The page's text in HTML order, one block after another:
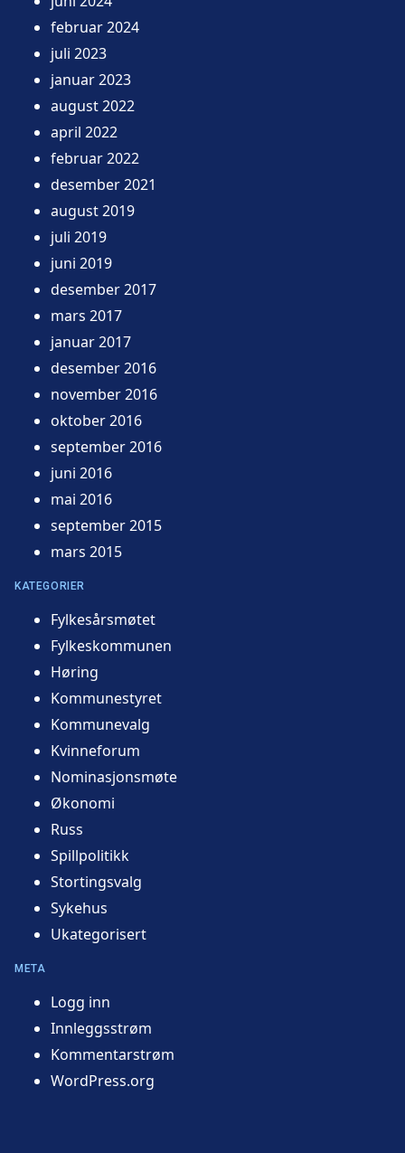
februar 2024
juli 2023
januar 2023
august 2022
april 2022
februar 2022
desember 2021
august 2019
juli 2019
juni 2019
desember 2017
mars 2017
januar 2017
desember 2016
november 2016
oktober 2016
september 2016
juni 2016
mai 2016
september 2015
mars 2015
KATEGORIER
Fylkesårsmøtet
Fylkeskommunen
Høring
Kommunestyret
Kommunevalg
Kvinneforum
Nominasjonsmøte
Økonomi
Russ
Spillpolitikk
Stortingsvalg
Sykehus
Ukategorisert
META
Logg inn
Innleggsstrøm
Kommentarstrøm
WordPress.org